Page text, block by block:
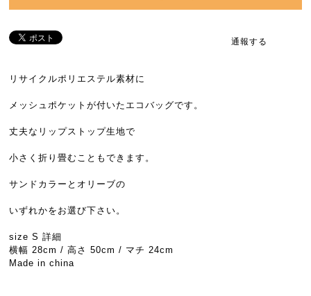
通報する
リサイクルポリエステル素材に
メッシュポケットが付いたエコバッグです。
丈夫なリップストップ生地で
小さく折り畳むこともできます。
サンドカラーとオリーブの
いずれかをお選び下さい。
size S 詳細
横幅 28cm / 高さ 50cm / マチ 24cm
Made in china